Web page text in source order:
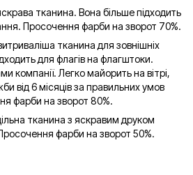
тканина. Вона більше підходить
Просочення фарби на зворот 70%.
тканина для зовнішніх
для флагів на флагштоки.
компанії. Легко майорить на вітрі,
від 6 місяців за правильних умов
фарби на зворот 80%.
тканина з яскравим друком
фарби на зворот 50%.